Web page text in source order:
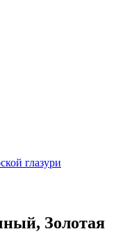
глазури
Золотая